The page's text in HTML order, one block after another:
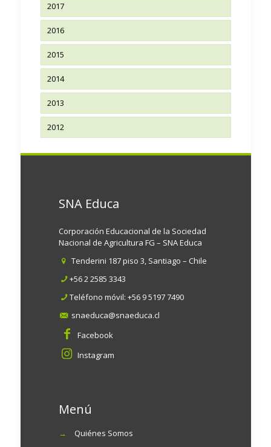
2017
2016
2015
2014
2013
2012
SNA Educa
Corporación Educacional de la Sociedad
Nacional de Agricultura FG – SNA Educa
Tenderini 187 piso 3, Santiago – Chile
+56 2 2585 3343
Teléfono móvil: +56 9 5197 7490
snaeduca@snaeduca.cl
Facebook
Instagram
Menú
→
Quiénes Somos